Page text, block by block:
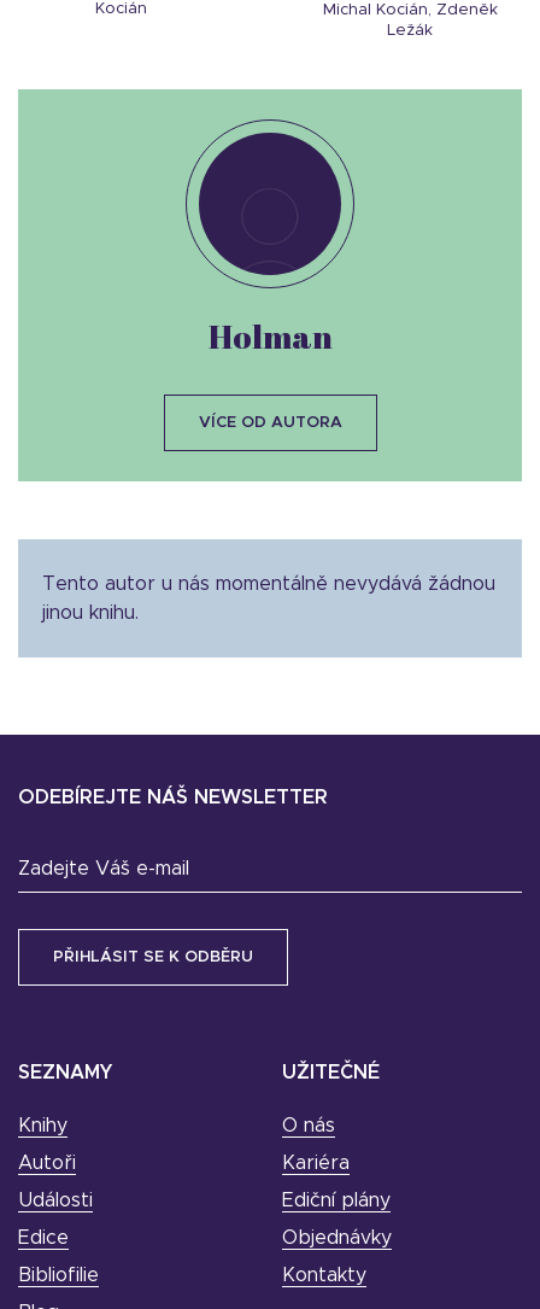
Kocián
Michal Kocián, Zdeněk
Ležák
Tento autor u nás momentálně nevydává žádnou
jinou knihu.
Holman
VÍCE OD AUTORA
SEZNAMY
Knihy
Autoři
Události
Edice
Bibliofilie
UŽITEČNÉ
O nás
Kariéra
Ediční plány
Objednávky
Kontakty
ODEBÍREJTE NÁŠ NEWSLETTER
Zadejte Váš e-mail